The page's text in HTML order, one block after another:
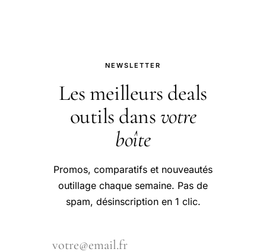
NEWSLETTER
Les meilleurs deals
outils dansvotre
boîte
Promos, comparatifs et nouveautés
outillage chaque semaine. Pas de
spam, désinscription en 1 clic.